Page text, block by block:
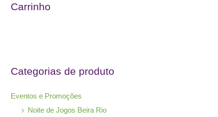
p
r
Carrinho
Categorias de produto
Eventos e Promoções
Noite de Jogos Beira Rio